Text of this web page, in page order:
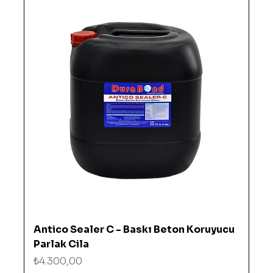
Antico Sealer C - Baskı Beton Koruyucu
Parlak Cila
Fiyat
₺4.300,00